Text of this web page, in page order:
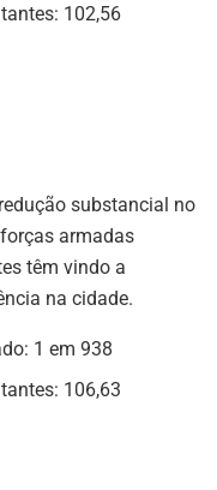
102,56
substancial no
armadas
têm vindo a
na cidade.
1 em 938
106,63